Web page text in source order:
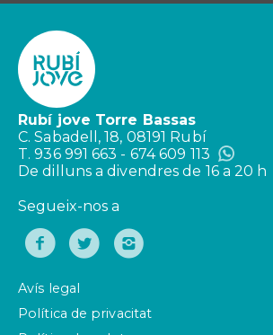
Rubí jove Torre Bassas
C. Sabadell, 18, 08191 Rubí
T. 936 991 663 - 674 609 113
De dilluns a divendres de 16 a 20 h
Segueix-nos a
Avís legal
Política de privacitat